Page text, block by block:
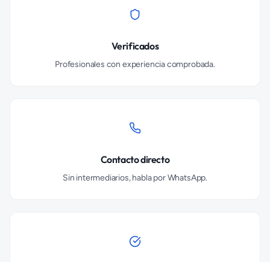
Verificados
Profesionales con experiencia comprobada.
Contacto directo
Sin intermediarios, habla por WhatsApp.